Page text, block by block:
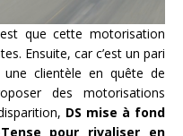
que cette motorisation
Ensuite, car c’est un pari
clientèle en quête de
des motorisations
DS mise à fond
pour rivaliser en